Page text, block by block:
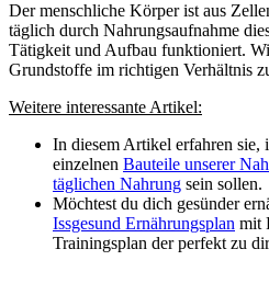
Der menschliche Körper ist aus
täglich durch Nahrungsaufnahme
Tätigkeit und Aufbau funktioniert.
Grundstoffe im richtigen Verhältnis
Weitere interessante Artikel:
In diesem Artikel erfahren sie,
einzelnen Bauteile unserer
täglichen Nahrung sein sollen.
Möchtest du dich gesünder
Issgesund Ernährungsplan mit
Trainingsplan der perfekt zu